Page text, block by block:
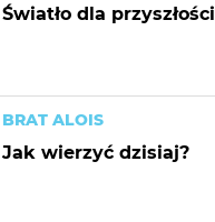
Światło dla przyszłości
BRAT ALOIS
Jak wierzyć dzisiaj?